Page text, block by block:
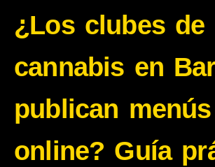
¿Los clubes de
cannabis en
publican menús
online? Guía